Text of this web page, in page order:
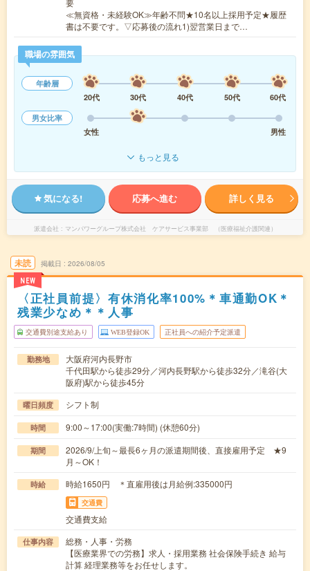
要
≪無資格・未経験OK≫年齢不問★10名以上採用予定★履歴
書は不要です。▽応募後の流れ1)翌営業日まで…
職場の雰囲気
年齢層
20代
30代 40代 50代
60代
男女比率
女性
男性
もっと見る
気になる! 応募へ進む 詳しく見る
派遣会社 マンパワーグループ株式会社 ケアサービス事業部 （医療福祉介護関連）
未読
NEW
掲載日 2026/08/05
〈正社員前提〉有休消化率100%＊車通勤OK＊
残業少なめ＊＊人事
交通費別途支給あり WEB登録OK 正社員への紹介予定派遣
勤務地
大阪府河内長野市
千代田駅から徒歩29分／河内長野駅から徒歩32分／滝谷(大
阪府)駅から徒歩45分
曜日頻度 シフト制
時間 9:00～17:00(実働:7時間) (休憩60分)
期間
2026/9/上旬～最長6ヶ月の派遣期間後、直接雇用予定 ★9
月～OK！
時給 時給1650円 ＊直雇用後は月給例:335000円
交通費
交通費支給
仕事内容
総務・人事・労務
【医療業界での労務】求人・採用業務 社会保険手続き 給与
計算 経理業務等をお任せします。